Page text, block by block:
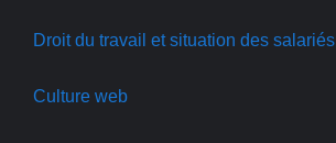
Droit du travail et situation des salariés
Culture web